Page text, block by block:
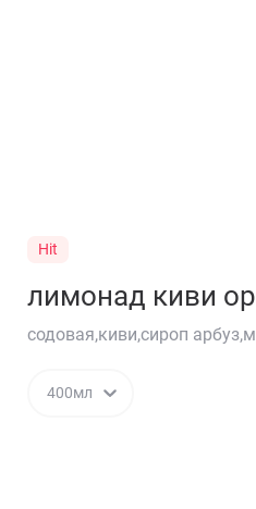
Hit
лимонад киви
содовая,киви,сироп
400мл